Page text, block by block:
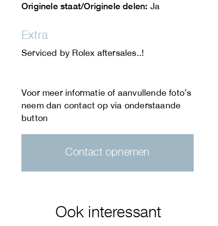
Originele staat/Originele delen: Ja
Extra
Serviced by Rolex aftersales..!
Contact opnemen
Ook interessant